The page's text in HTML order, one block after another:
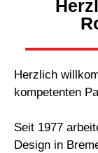
Herzlich
kompetenten
Seit 1977
Design in